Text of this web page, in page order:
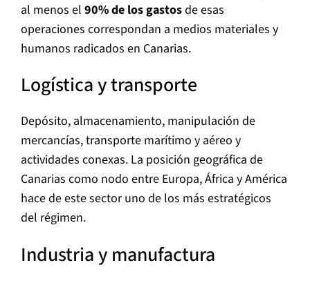
al menos el 90% de los gastosde esas
operaciones correspondan a medios materiales y
humanos radicados en Canarias.
Logística y transporte
Depósito, almacenamiento, manipulación de
mercancías, transporte marítimo y aéreo y
actividades conexas. La posición geográfica de
Canarias como nodo entre Europa, África y América
hace de este sector uno de los más estratégicos
del régimen.
Industria y manufactura